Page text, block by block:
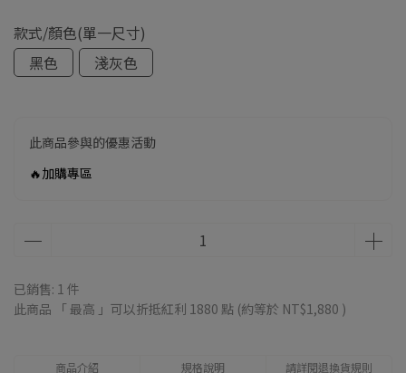
款式/顏色(單一尺寸)
黑色
淺灰色
此商品參與的優惠活動
🔥加購專區
已銷售: 1 件
此商品 「 最高 」可以折抵紅利 1880 點 (約等於 NT$1,880 )
商品介紹 規格說明 請詳閱退換貨規則